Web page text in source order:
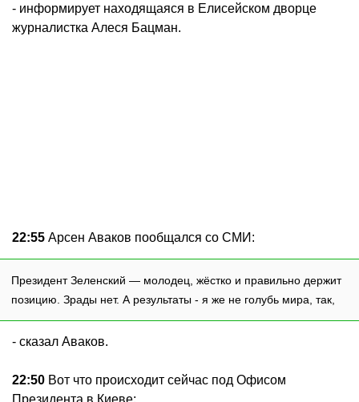
- информирует находящаяся в Елисейском дворце
журналистка Алеся Бацман.
22:55 Арсен Аваков пообщался со СМИ:
Президент Зеленский — молодец, жёстко и правильно держит
позицию. Зрады нет. А результаты - я же не голубь мира, так,
- сказал Аваков.
22:50 Вот что происходит сейчас под Офисом
Президента в Киеве: